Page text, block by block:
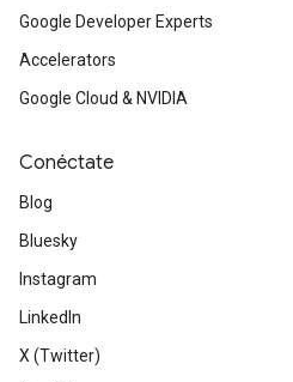
Google Developer Experts
Accelerators
Google Cloud & NVIDIA
Conéctate
Blog
Bluesky
Instagram
LinkedIn
X (Twitter)